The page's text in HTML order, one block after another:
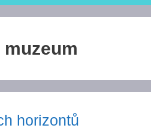
horizontů